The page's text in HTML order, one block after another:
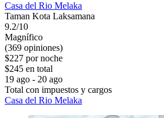
Casa del Rio Melaka
Taman Kota Laksamana
9.2/10
Magnífico
(369 opiniones)
$227 por noche
$245 en total
19 ago - 20 ago
Total con impuestos y cargos
Casa del Rio Melaka